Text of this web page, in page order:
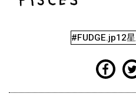
#FUDGE.jp12